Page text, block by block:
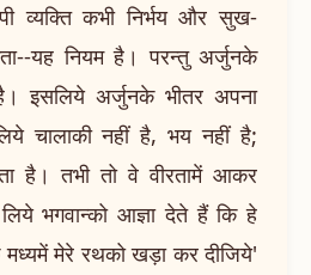
व्यक्ति कभी निर्भय और सुख-
यह नियम है। परन्तु अर्जुनके
इसलिये अर्जुनके भीतर अपना
चालाकी नहीं है, भय नहीं है;
है। तभी तो वे वीरतामें आकर
भगवान्को आज्ञा देते हैं कि हे
मेरे रथको खड़ा कर दीजिये'